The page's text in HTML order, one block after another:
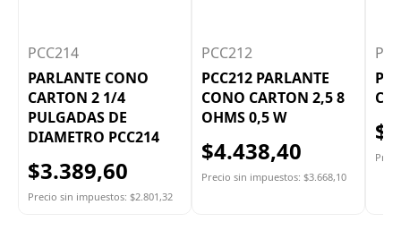
PCC214
PARLANTE CONO
CARTON 2 1/4
PULGADAS DE
DIAMETRO PCC214
$3.389,60
Precio sin impuestos: $2.801,32
PCC212
PCC212 PARLANTE
CONO CARTON 2,5 8
OHMS 0,5 W
$4.438,40
Precio sin impuestos: $3.668,10